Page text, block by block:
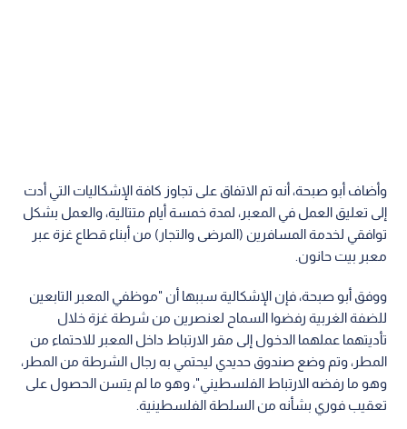
وأضاف أبو صبحة، أنه تم الاتفاق على تجاوز كافة الإشكاليات التي أدت
إلى تعليق العمل في المعبر، لمدة خمسة أيام متتالية، والعمل بشكل
توافقي لخدمة المسافرين (المرضى والتجار) من أبناء قطاع غزة عبر
معبر بيت حانون.
ووفق أبو صبحة، فإن الإشكالية سببها أن "موظفي المعبر التابعين
للضفة الغربية رفضوا السماح لعنصرين من شرطة غزة خلال
تأديتهما عملهما الدخول إلى مقر الارتباط داخل المعبر للاحتماء من
المطر، وتم وضع صندوق حديدي ليحتمي به رجال الشرطة من المطر،
وهو ما رفضه الارتباط الفلسطيني"، وهو ما لم يتسن الحصول على
تعقيب فوري بشأنه من السلطة الفلسطينية.